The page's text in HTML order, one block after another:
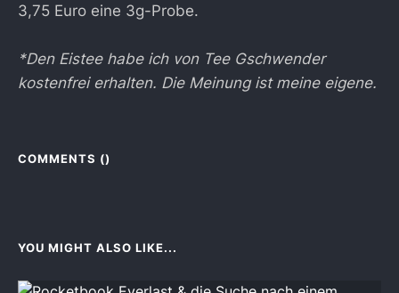
3,75 Euro eine 3g-Probe.
*Den Eistee habe ich von Tee Gschwender
kostenfrei erhalten. Die Meinung ist meine eigene.
COMMENTS ()
YOU MIGHT ALSO LIKE...